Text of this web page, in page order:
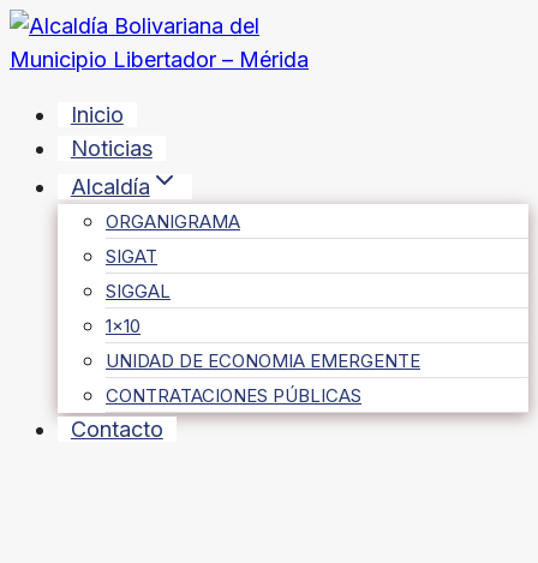
Saltar
al
Inicio
Noticias
Alcaldía
ORGANIGRAMA
SIGAT
SIGGAL
1×10
UNIDAD DE ECONOMIA EMERGENTE
CONTRATACIONES PÚBLICAS
Contacto